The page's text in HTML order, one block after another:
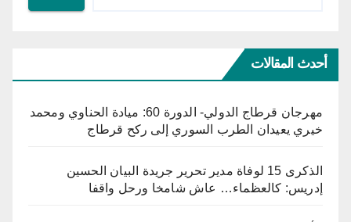
أحدث المقالات
مهرجان قرطاج الدولي- الدورة 60: ميادة الحناوي ومحمد
خيري يعيدان الطرب السوري إلى ركح قرطاج
الذكرى 15 لوفاة مدير تحرير جريدة البيان الحسين
إدريس: كالعظماء… عاش شامخا ورحل واقفا